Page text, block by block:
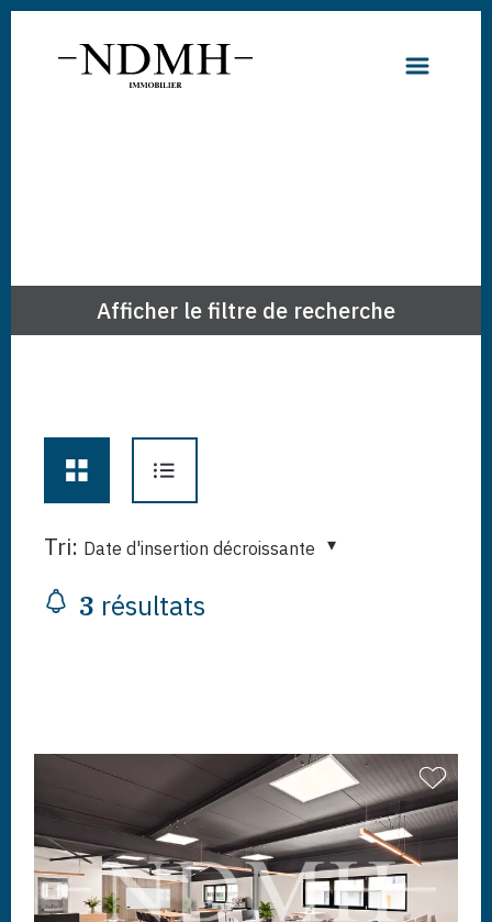
Afficher le filtre de recherche
Tri: Date d'insertion décroissante
3 résultats